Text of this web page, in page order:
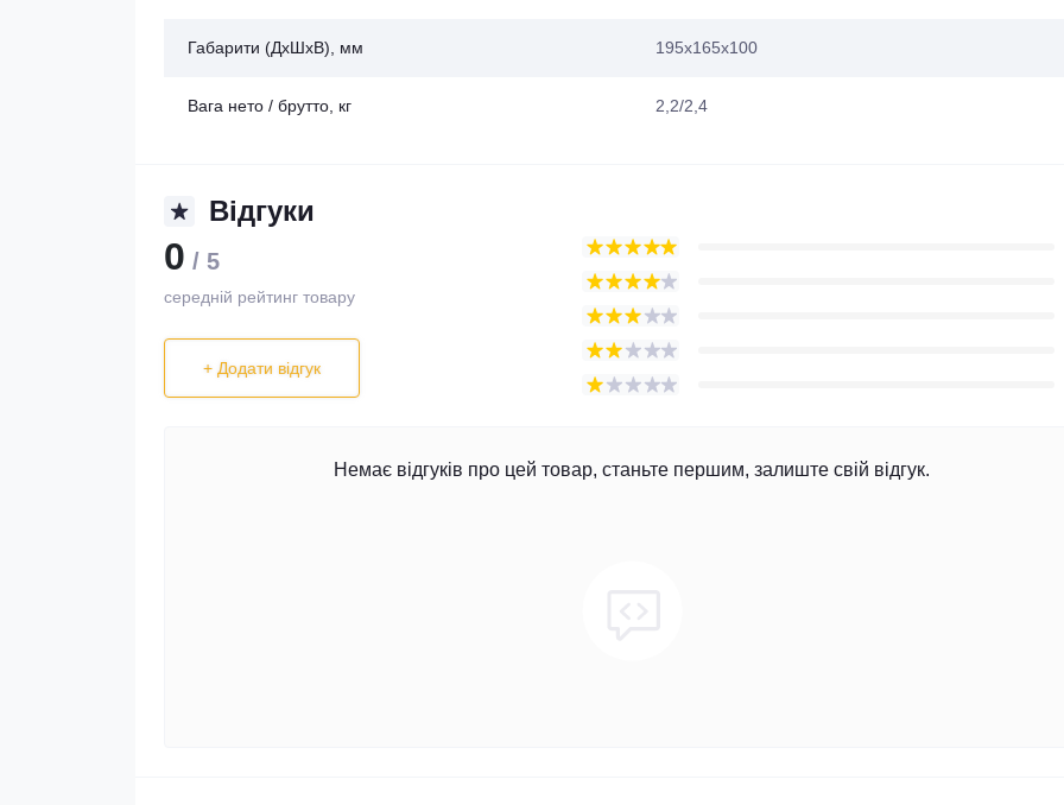
Габарити (ДхШхВ), мм 195х165х100
Вага нето / брутто, кг 2,2/2,4
Відгуки
0 / 5
середній рейтинг товару
+ Додати відгук
Немає відгуків про цей товар, станьте першим, залиште свій відгук.